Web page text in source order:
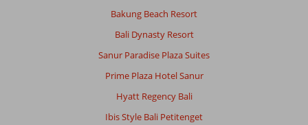
Bakung Beach Resort
Bali Dynasty Resort
Sanur Paradise Plaza Suites
Prime Plaza Hotel Sanur
Hyatt Regency Bali
Ibis Style Bali Petitenget